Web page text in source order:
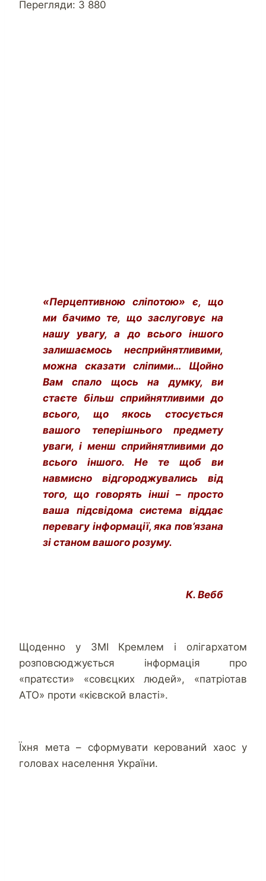
Перегляди: 3 880
«Перцептивною сліпотою» є, що
ми бачимо те, що заслуговує на
нашу увагу, а до всього іншого
залишаємось несприйнятливими,
можна сказати сліпими… Щойно
Вам спало щось на думку, ви
стаєте більш сприйнятливими до
всього, що якось стосується
вашого теперішнього предмету
уваги, і менш сприйнятливими до
всього іншого. Не те щоб ви
навмисно відгороджувались від
того, що говорять інші – просто
ваша підсвідома система віддає
перевагу інформації, яка пов’язана
зі станом вашого розуму.
К. Вебб
Щоденно у ЗМІ Кремлем і олігархатом
розповсюджується інформація про
«пратєсти» «совєцких людей», «патріотав
АТО» проти «кієвской власті».
Їхня мета – сформувати керований хаос у
головах населення України.